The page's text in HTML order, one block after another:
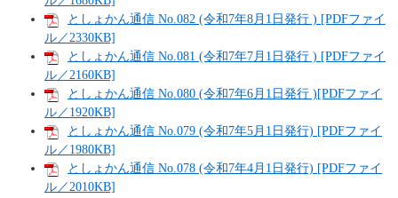
としょかん通信 No.082 (令和7年8月1日発行 ) [PDFファイ
ル／2330KB]
としょかん通信 No.081 (令和7年7月1日発行 ) [PDFファイ
ル／2160KB]
としょかん通信 No.080 (令和7年6月1日発行 )[PDFファイ
ル／1920KB]
としょかん通信 No.079 (令和7年5月1日発行) [PDFファイ
ル／1980KB]
としょかん通信 No.078 (令和7年4月1日発行) [PDFファイ
ル／2010KB]